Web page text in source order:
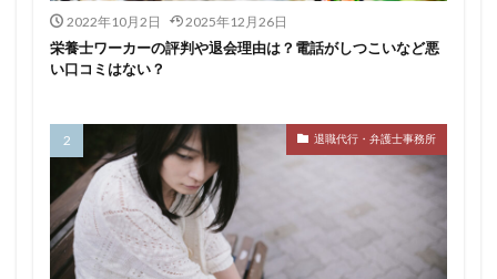
2022年10月2日 2025年12月26日
栄養士ワーカーの評判や退会理由は？電話がしつこいなど悪
い口コミはない？
退職代行・弁護士事務所
30代
コンサルティング業界
カイゴジョブエージェント
かいご畑
キャイドラ
コンサルタント
コンサルティングファーム
サイト
おすすめ
ジェイック シェフ
しつこい
しんぷる栄養士
スカウトサービス
スタートアップ
ストレス
お仕事ラボ
エンマン ニート
PHARMASTAFF